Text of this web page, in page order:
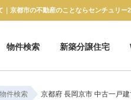
｜京都市の不動産のことならセンチュリー
物件検索
新築分譲住宅
物件検索 京都府 長岡京市 中古一戸